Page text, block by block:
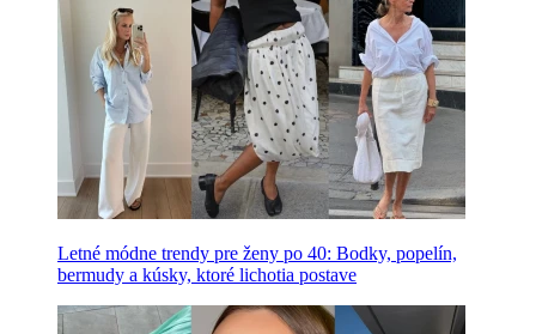
Letné módne trendy pre ženy po 40: Bodky, popelín,
bermudy a kúsky, ktoré lichotia postave